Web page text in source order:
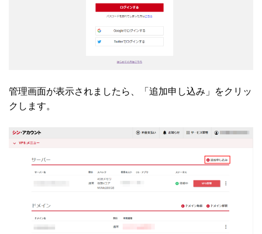
管理画面が表示されましたら、「追加申し込み」をクリッ
クします。